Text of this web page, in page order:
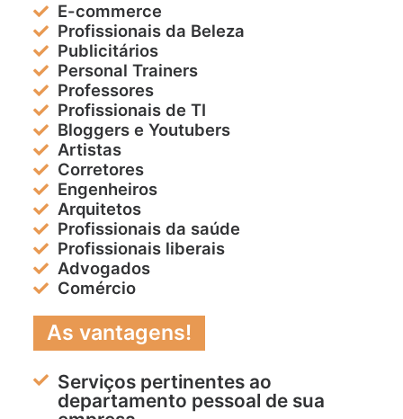
E-commerce
Profissionais da Beleza
Publicitários
Personal Trainers
Professores
Profissionais de TI
Bloggers e Youtubers
Artistas
Corretores
Engenheiros
Arquitetos
Profissionais da saúde
Profissionais liberais
Advogados
Comércio
As vantagens!
Serviços pertinentes ao
departamento pessoal de sua